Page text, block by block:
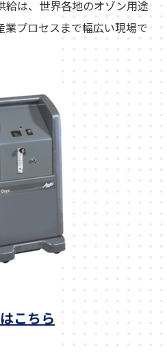
は、世界各地のオゾン用途
プロセスまで幅広い現場で
こちら